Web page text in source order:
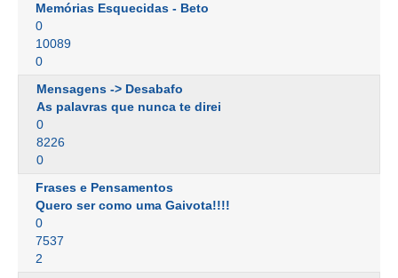
Memórias Esquecidas - Beto
0
10089
0
Mensagens -> Desabafo
As palavras que nunca te direi
0
8226
0
Frases e Pensamentos
Quero ser como uma Gaivota!!!!
0
7537
2